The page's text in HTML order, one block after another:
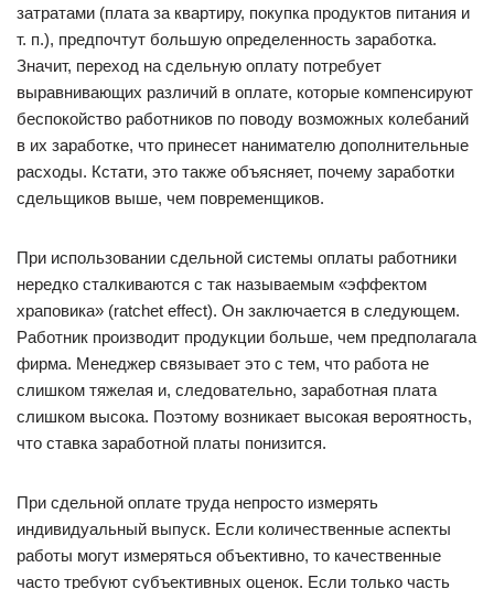
затратами (плата за квартиру, покупка продуктов питания и
т. п.), предпочтут большую определенность заработка.
Значит, переход на сдельную оплату потребует
выравнивающих различий в оплате, которые компенсируют
беспокойство работников по поводу возможных колебаний
в их заработке, что принесет нанимателю дополнительные
расходы. Кстати, это также объясняет, почему заработки
сдельщиков выше, чем повременщиков.
При использовании сдельной системы оплаты работники
нередко сталкиваются с так называемым «эффектом
храповика» (ratchet effect). Он заключается в следующем.
Работник производит продукции больше, чем предполагала
фирма. Менеджер связывает это с тем, что работа не
слишком тяжелая и, следовательно, заработная плата
слишком высока. Поэтому возникает высокая вероятность,
что ставка заработной платы понизится.
При сдельной оплате труда непросто измерять
индивидуальный выпуск. Если количественные аспекты
работы могут измеряться объективно, то качественные
часто требуют субъективных оценок. Если только часть